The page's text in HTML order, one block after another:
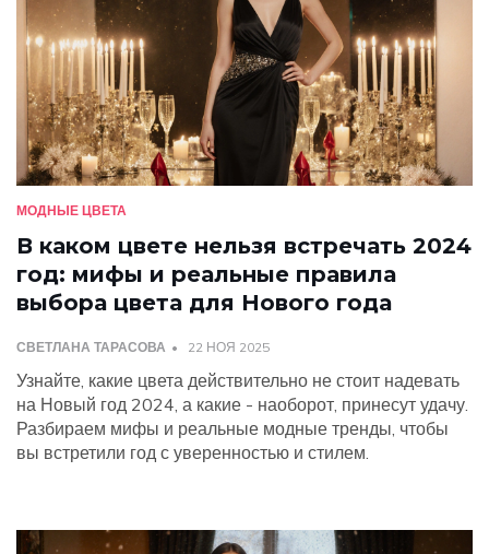
МОДНЫЕ ЦВЕТА
В каком цвете нельзя встречать 2024
год: мифы и реальные правила
выбора цвета для Нового года
СВЕТЛАНА ТАРАСОВА 22 НОЯ 2025
Узнайте, какие цвета действительно не стоит надевать
на Новый год 2024, а какие - наоборот, принесут удачу.
Разбираем мифы и реальные модные тренды, чтобы
вы встретили год с уверенностью и стилем.